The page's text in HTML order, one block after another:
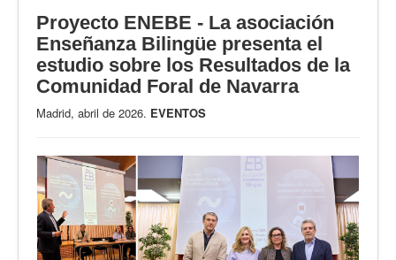
Proyecto ENEBE - La asociación
Enseñanza Bilingüe presenta el
estudio sobre los Resultados de la
Comunidad Foral de Navarra
Madrid, abril de 2026. EVENTOS